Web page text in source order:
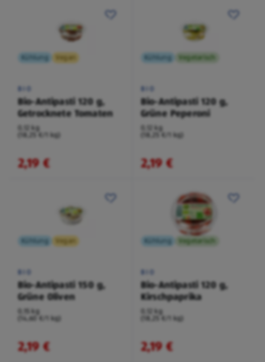
Kühlung Vegan
BIO
Bio-Antipasti 120 g,
Getrocknete Tomaten
0,12 kg
(18,25 €/1 kg)
2,19 €
Kühlung Vegetarisch
BIO
Bio-Antipasti 120 g,
Grüne Peperoni
0,12 kg
(18,25 €/1 kg)
2,19 €
Kühlung Vegan
BIO
Bio-Antipasti 150 g,
Grüne Oliven
0,15 kg
(14,60 €/1 kg)
2,19 €
Kühlung Vegetarisch
BIO
Bio-Antipasti 120 g,
Kirschpaprika
0,12 kg
(18,25 €/1 kg)
2,19 €